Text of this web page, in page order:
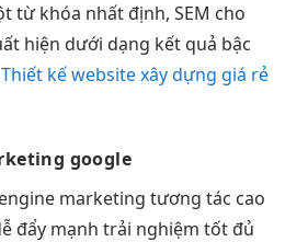
từ khóa nhất định, SEM cho
hiện dưới dạng kết quả bậc
Thiết kế website xây dựng giá rẻ
google
engine marketing tương tác cao
đẩy mạnh trải nghiệm tốt đủ